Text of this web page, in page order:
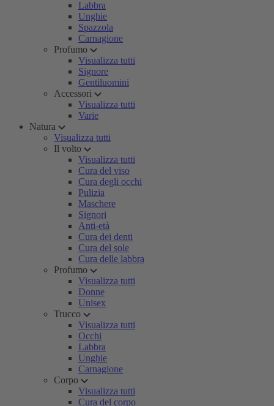
Labbra
Unghie
Spazzola
Carnagione
Profumo
Visualizza tutti
Signore
Gentiluomini
Accessori
Visualizza tutti
Varie
Natura
Visualizza tutti
Il volto
Visualizza tutti
Cura del viso
Cura degli occhi
Pulizia
Maschere
Signori
Anti-età
Cura dei denti
Cura del sole
Cura delle labbra
Profumo
Visualizza tutti
Donne
Unisex
Trucco
Visualizza tutti
Occhi
Labbra
Unghie
Carnagione
Corpo
Visualizza tutti
Cura del corpo